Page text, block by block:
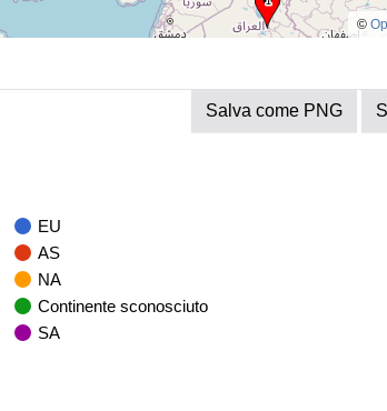
©
Salva come PNG
EU
AS
NA
Continente sconosciuto
SA